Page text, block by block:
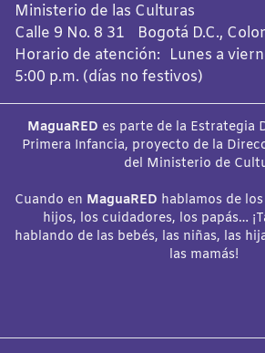
Ministerio de las Culturas
Calle 9 No. 8 31 Bogotá D.C.,
Horario de atención: Lunes a
5:00 p.m. (días no festivos)
MaguaRED es parte de la Estrategia
Primera Infancia, proyecto de la
del Ministerio de
Cuando en MaguaRED hablamos de
hijos, los cuidadores, los papás…
hablando de las bebés, las niñas, las
las mamás!